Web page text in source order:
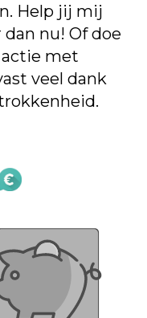
Help jij mij
nu! Of doe
actie met
veel dank